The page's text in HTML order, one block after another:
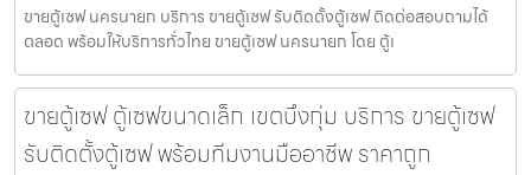
ขายตู้เซฟ นครนายก บริการ ขายตู้เซฟ รับติดตั้งตู้เซฟ ติดต่อสอบถามได้
ตลอด พร้อมให้บริการทั่วไทย ขายตู้เซฟ นครนายก โดย ตู้เ
ขายตู้เซฟ ตู้เซฟขนาดเล็ก เขตบึงกุ่ม บริการ ขายตู้เซฟ
รับติดตั้งตู้เซฟ พร้อมทีมงานมืออาชีพ ราคาถูก